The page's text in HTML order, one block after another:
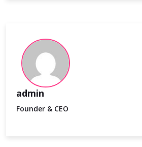
admin
Founder & CEO